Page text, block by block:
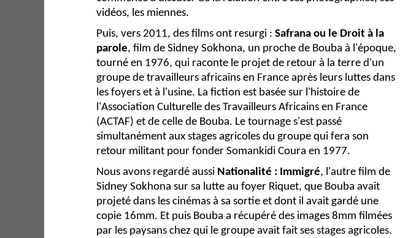
vidéos, les miennes.
Puis, vers 2011, des films ont resurgi : Safrana ou le Droit à la
parole, film de Sidney Sokhona, un proche de Bouba à l'époque,
tourné en 1976, qui raconte le projet de retour à la terre d'un
groupe de travailleurs africains en France après leurs luttes dans
les foyers et à l'usine. La fiction est basée sur l'histoire de
l'Association Culturelle des Travailleurs Africains en France
(ACTAF) et de celle de Bouba. Le tournage s'est passé
simultanément aux stages agricoles du groupe qui fera son
retour militant pour fonder Somankidi Coura en 1977.
Nous avons regardé aussi Nationalité : Immigré, l'autre film de
Sidney Sokhona sur sa lutte au foyer Riquet, que Bouba avait
projeté dans les cinémas à sa sortie et dont il avait gardé une
copie 16mm. Et puis Bouba a récupéré des images 8mm filmées
par les paysans chez qui le groupe avait fait ses stages agricoles.